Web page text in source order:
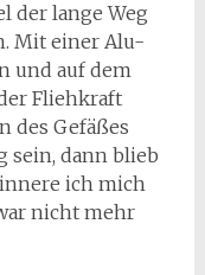
der lange Weg
Mit einer Alu-
und auf dem
Fliehkraft
des Gefäßes
sein, dann blieb
ich mich
nicht mehr